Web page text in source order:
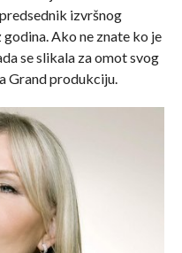
izvršnog
Ako ne znate ko je
se slikala za omot svog
Grand produkciju.